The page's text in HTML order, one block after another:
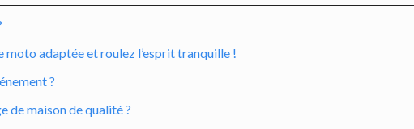
moto adaptée et roulez l’esprit tranquille !
?
de maison de qualité ?